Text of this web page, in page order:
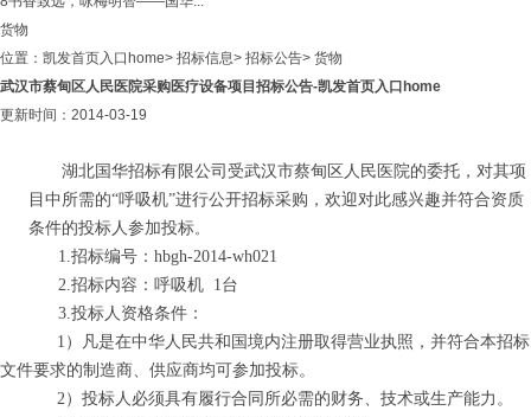
货物
位置： 凯发首页入口home> 招标信息> 招标公告> 货物
武汉市蔡甸区人民医院采购医疗设备项目招标公告-凯发首页入口home
更新时间：2014-03-19
湖北国华招标有限公司受武汉市蔡甸区人民医院的委托，对其项
目中所需的“呼吸机”进行公开招标采购，欢迎对此感兴趣并符合资质
条件的投标人参加投标。
1.招标编号：hbgh-2014-wh021
2.招标内容：呼吸机 1台
3.投标人资格条件：
1）凡是在中华人民共和国境内注册取得营业执照，并符合本招标
文件要求的制造商、供应商均可参加投标。
2）投标人必须具有履行合同所必需的财务、技术或生产能力。